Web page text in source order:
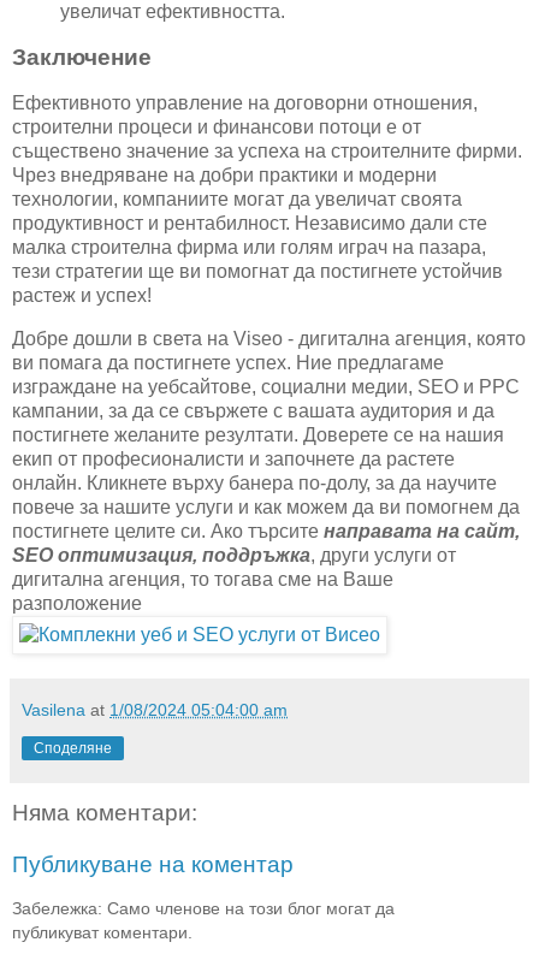
увеличат ефективността.
Заключение
Ефективното управление на договорни отношения,
строителни процеси и финансови потоци е от
съществено значение за успеха на строителните фирми.
Чрез внедряване на добри практики и модерни
технологии, компаниите могат да увеличат своята
продуктивност и рентабилност. Независимо дали сте
малка строителна фирма или голям играч на пазара,
тези стратегии ще ви помогнат да постигнете устойчив
растеж и успех!
Добре дошли в света на Viseo - дигитална агенция, която
ви помага да постигнете успех. Ние предлагаме
изграждане на уебсайтове, социални медии, SEO и PPC
кампании, за да се свържете с вашата аудитория и да
постигнете желаните резултати. Доверете се на нашия
екип от професионалисти и започнете да растете
онлайн. Кликнете върху банера по-долу, за да научите
повече за нашите услуги и как можем да ви помогнем да
постигнете целите си. Ако търсите направата на сайт,
SEO оптимизация, поддръжка, други услуги от
дигитална агенция, то тогава сме на Ваше
разположение
Vasilena at 1/08/2024 05:04:00 am
Споделяне
Няма коментари:
Публикуване на коментар
Забележка: Само членове на този блог могат да
публикуват коментари.